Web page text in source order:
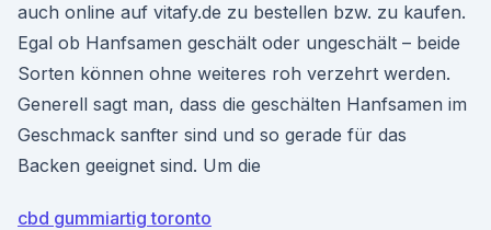
auch online auf vitafy.de zu bestellen bzw. zu kaufen.
Egal ob Hanfsamen geschält oder ungeschält – beide
Sorten können ohne weiteres roh verzehrt werden.
Generell sagt man, dass die geschälten Hanfsamen im
Geschmack sanfter sind und so gerade für das
Backen geeignet sind. Um die
cbd gummiartig toronto